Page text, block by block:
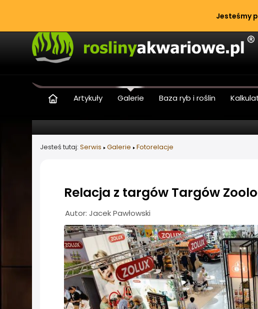
Jesteśmy
Artykuły Galerie Baza ryb i roślin
Jesteś tutaj: Serwis Galerie Fotorelacje
Relacja z targów Targów
Informacje o artykule
Autor: Jacek Pawłowski